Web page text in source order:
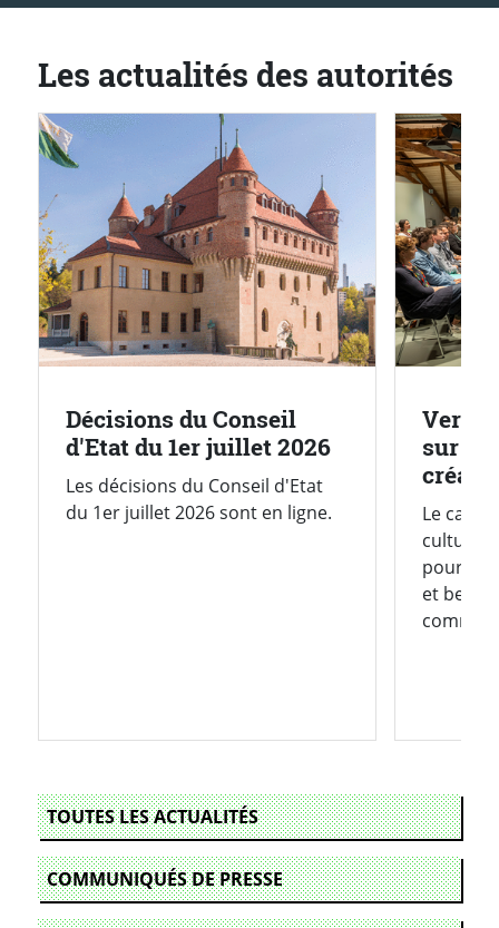
Les actualités des autorités
Décisions du Conseil
d'Etat du 1er juillet 2026
Les décisions du Conseil d'Etat
du 1er juillet 2026 sont en ligne.
Vers
sur la
Le
pour
et
comme
TOUTES LES ACTUALITÉS
COMMUNIQUÉS DE PRESSE